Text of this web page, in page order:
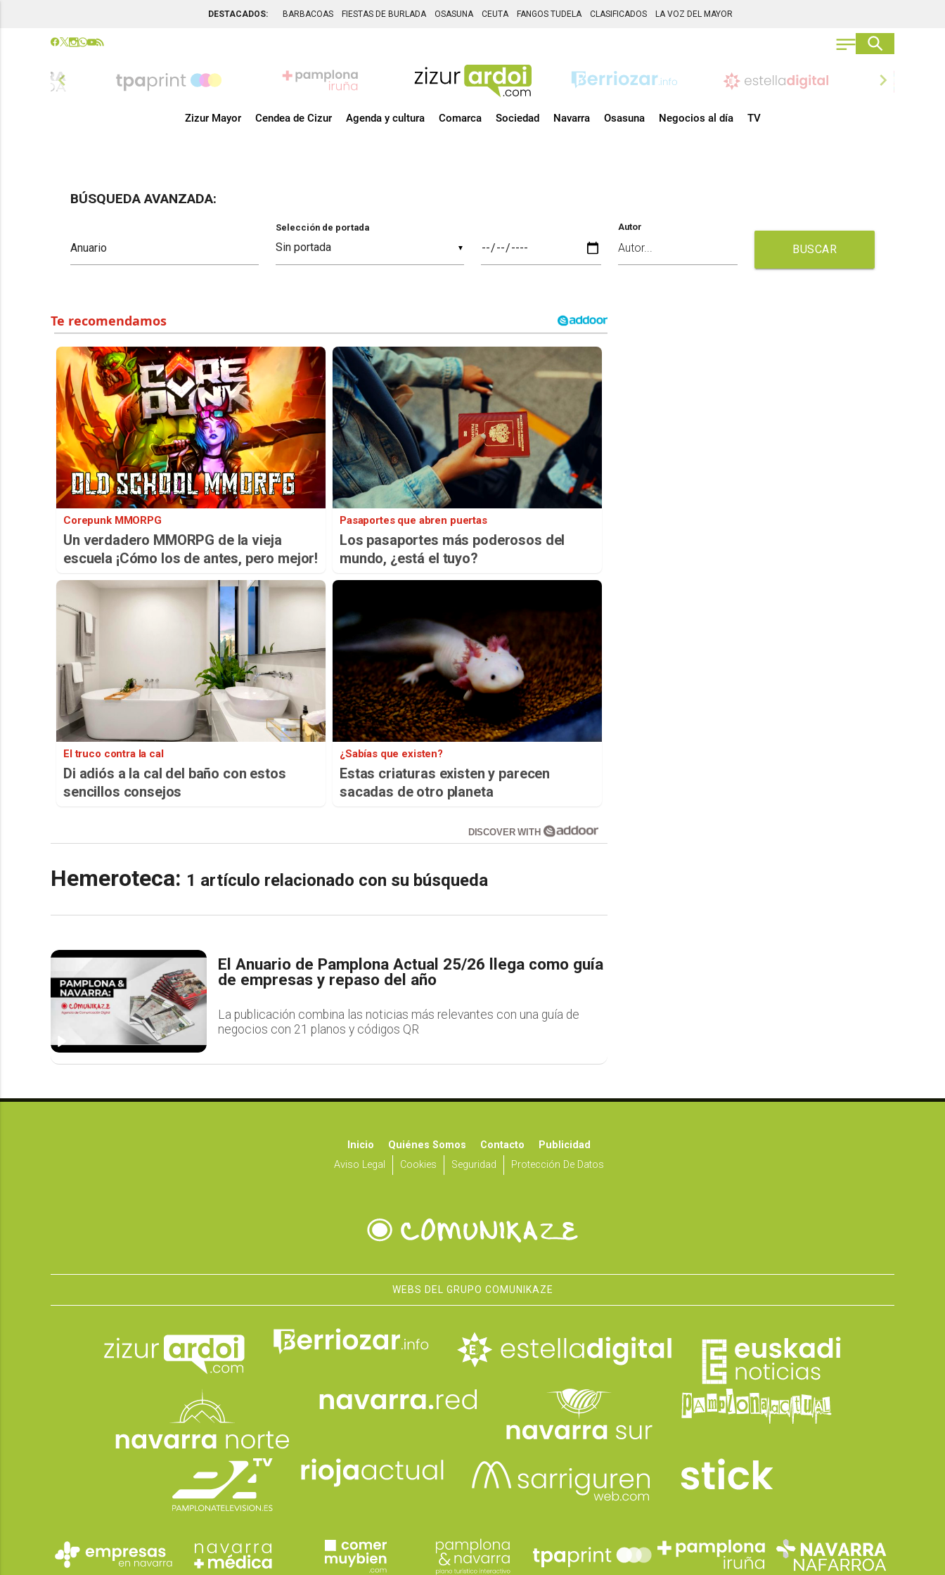
DESTACADOS: BARBACOAS FIESTAS DE BURLADA OSASUNA CEUTA FANGOS TUDELA CLASIFICADOS LA VOZ DEL MAYOR
chevron_left chevron_right
Zizur Mayor Cendea de Cizur Agenda y cultura Comarca Sociedad Navarra Osasuna Negocios al día TV
BÚSQUEDA AVANZADA:
▼
Selección de portada Autor
BUSCAR
Corepunk MMORPG
Un verdadero MMORPG de la vieja
escuela ¡Cómo los de antes, pero mejor!
Pasaportes que abren puertas
Los pasaportes más poderosos del
mundo, ¿está el tuyo?
El truco contra la cal
Di adiós a la cal del baño con estos
sencillos consejos
¿Sabías que existen?
Estas criaturas existen y parecen
sacadas de otro planeta
DISCOVER WITH
Hemeroteca: 1 artículo relacionado con su búsqueda
El Anuario de Pamplona Actual 25/26 llega como guía
de empresas y repaso del año
La publicación combina las noticias más relevantes con una guía de
negocios con 21 planos y códigos QR
Inicio Quiénes Somos Contacto
Publicidad
Aviso Legal
Cookies Seguridad Protección De Datos
WEBS DEL GRUPO COMUNIKAZE